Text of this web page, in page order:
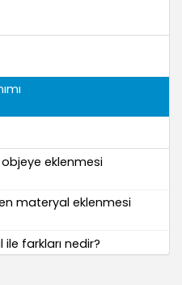
eklenmesi
materyal eklenmesi
farkları nedir?